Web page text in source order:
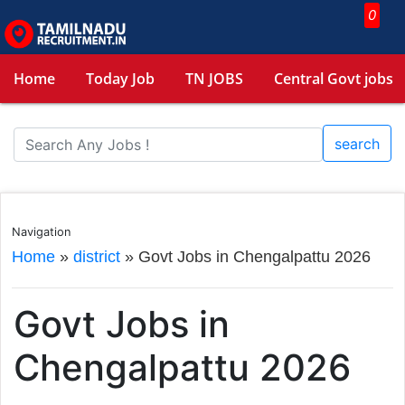
0
Home Today Job TN JOBS Central Govt jobs
search
Navigation
Home» district» Govt Jobs in Chengalpattu 2026
Govt Jobs in
Chengalpattu 2026